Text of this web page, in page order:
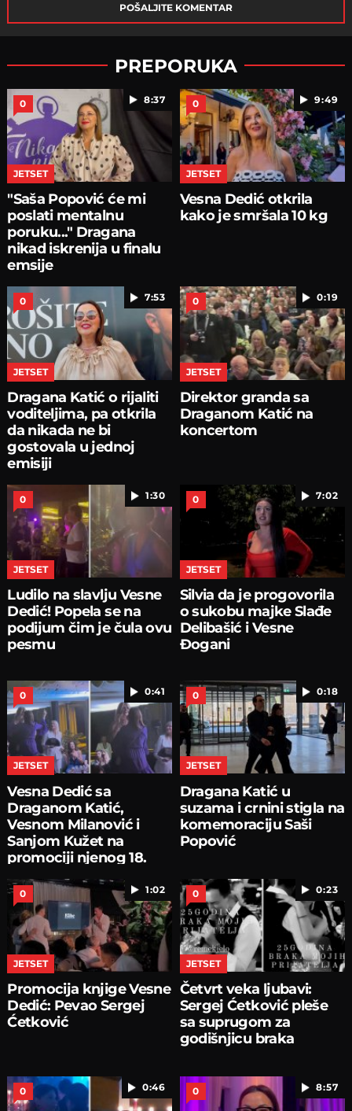
POŠALJITE KOMENTAR
PREPORUKA
8:37
0
JETSET
"Saša Popović će mi
poslati mentalnu
poruku..." Dragana
nikad iskrenija u finalu
emsije
9:49
0
JETSET
Vesna Dedić otkrila
kako je smršala 10 kg
7:53
0
JETSET
Dragana Katić o rijaliti
voditeljima, pa otkrila
da nikada ne bi
gostovala u jednoj
emisiji
0:19
0
JETSET
Direktor granda sa
Draganom Katić na
koncertom
1:30
0
JETSET
Ludilo na slavlju Vesne
Dedić! Popela se na
podijum čim je čula ovu
pesmu
7:02
0
JETSET
Silvia da je progovorila
o sukobu majke Slađe
Delibašić i Vesne
Đogani
0:41
0
JETSET
Vesna Dedić sa
Draganom Katić,
Vesnom Milanović i
Sanjom Kužet na
promociji njenog 18.
0:18
0
JETSET
Dragana Katić u
suzama i crnini stigla na
komemoraciju Saši
Popović
1:02
0
JETSET
Promocija knjige Vesne
Dedić: Pevao Sergej
Ćetković
0:23
0
JETSET
Četvrt veka ljubavi:
Sergej Ćetković pleše
sa suprugom za
godišnjicu braka
0:46
0 8:57
0